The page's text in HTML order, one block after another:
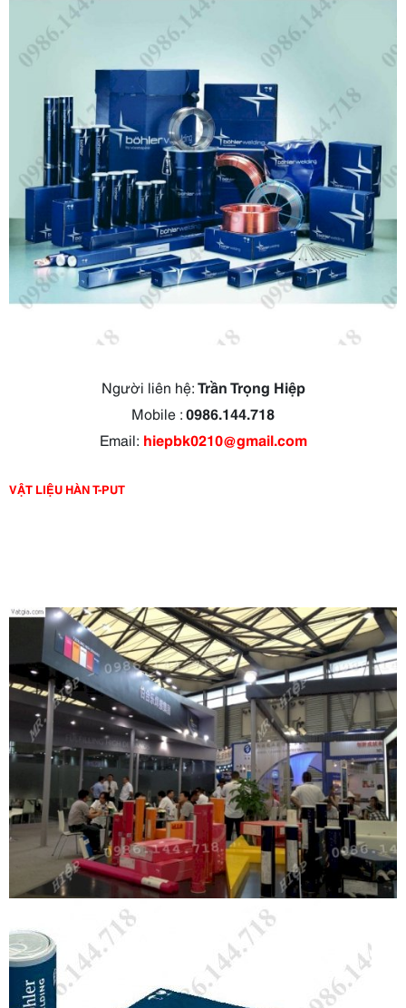
Người liên hệ:Trần Trọng Hiệp
Mobile :0986.144.718
Email: hiepbk0210@gmail.com
VẬT LIỆU HÀN T-PUT